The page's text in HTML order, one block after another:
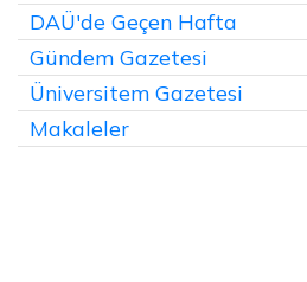
DAÜ'de Geçen Hafta
Gündem Gazetesi
Üniversitem Gazetesi
Makaleler